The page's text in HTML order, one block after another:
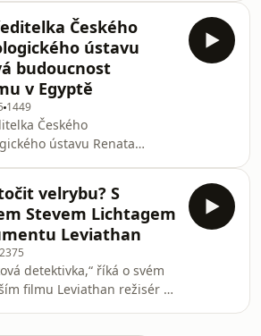
ceny jen „střepy" a co ho
let stále žene do
hor světa.
Českého
ústavu
budoucnost
v Egyptě
1449
Českého
ústavu Renata
pyramidy, umělá
učící se číst hieroglyfy a
která by mohla skrývat další
hrobka v Abúsíru.
velrybu? S
Stevem Lichtagem
Leviathan
2375
detektivka,“ říká o svém
filmu Leviathan režisér a